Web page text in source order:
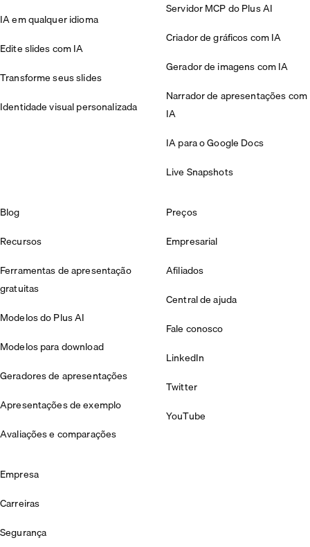
IA em qualquer idioma
Edite slides com IA
Transforme seus slides
Identidade visual personalizada
Servidor MCP do Plus AI
Criador de gráficos com IA
Gerador de imagens com IA
Narrador de apresentações com
IA
IA para o Google Docs
Live Snapshots
Blog
Recursos
Ferramentas de apresentação
gratuitas
Modelos do Plus AI
Modelos para download
Geradores de apresentações
Apresentações de exemplo
Avaliações e comparações
Preços
Empresarial
Afiliados
Central de ajuda
Fale conosco
LinkedIn
Twitter
YouTube
Empresa
Carreiras
Segurança